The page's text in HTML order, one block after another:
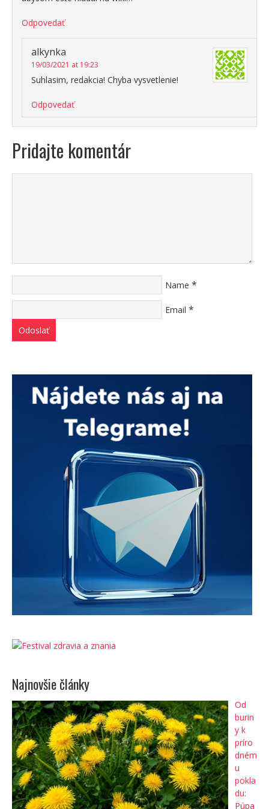
Odpovedať
alkynka
19/03/2021 at 19:23
Suhlasim, redakcia! Chyba vysvetlenie!
Odpovedať
Pridajte komentár
Name *
Email *
Najnovšie články
Od
burin
y k
príro
dném
u
pokla
du:
Púpa